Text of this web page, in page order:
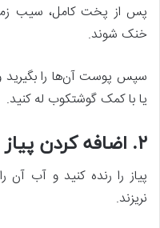
پس از پخت کامل، سیب
خنک شوند.
سپس پوست آن‌ها را بگیرید
یا با کمک گوشتکوب له کنید.
۲. اضافه کردن پیاز
پیاز را رنده کنید و آب آن
نریزند.